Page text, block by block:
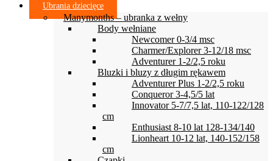
Ubrania dziecięce
Manymonths – ubranka z wełny
Body wełniane
Newcomer 0-3/4 msc
Charmer/Explorer 3-12/18 msc
Adventurer 1-2/2,5 roku
Bluzki i bluzy z długim rękawem
Adventurer Plus 1-2/2,5 roku
Conqueror 3-4,5/5 lat
Innovator 5-7/7,5 lat, 110-122/128
cm
Enthusiast 8-10 lat 128-134/140
Lionheart 10-12 lat, 140-152/158
cm